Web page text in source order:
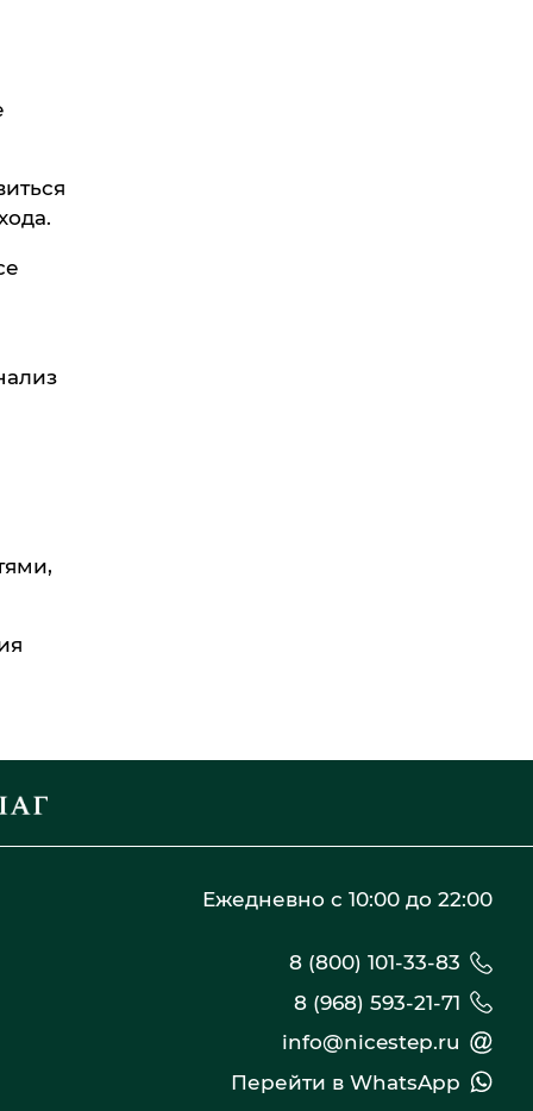
Ежедневно с 10:00 до 22:00
8 (800) 101-33-83
8 (968) 593-21-71
info@nicestep.ru
Перейти в WhatsApp